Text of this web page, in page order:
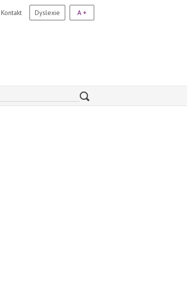
Kontakt Dyslexie A +